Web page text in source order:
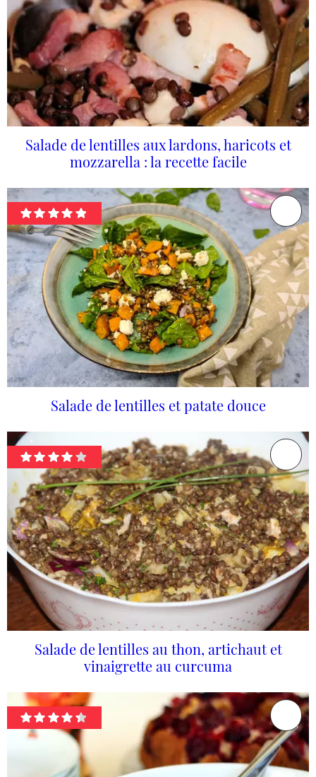
Salade de lentilles aux lardons, haricots et
mozzarella : la recette facile
Salade de lentilles et patate douce
Salade de lentilles au thon, artichaut et
vinaigrette au curcuma